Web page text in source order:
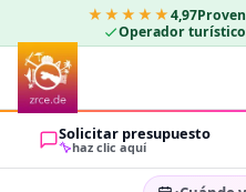
★★★★★4,97
Operador turístico
Solicitar presupuesto
haz clic aquí